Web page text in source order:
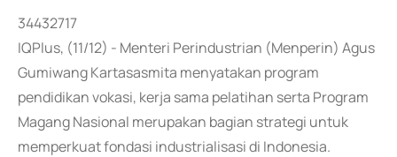
34432717
IQPlus, (11/12) - Menteri Perindustrian (Menperin) Agus
Gumiwang Kartasasmita menyatakan program
pendidikan vokasi, kerja sama pelatihan serta Program
Magang Nasional merupakan bagian strategi untuk
memperkuat fondasi industrialisasi di Indonesia.